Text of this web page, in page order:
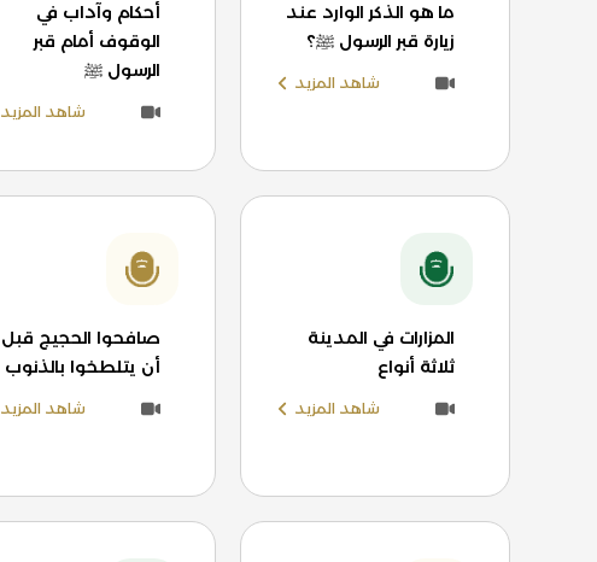
ما هو الذكر الوارد عند
زيارة قبر الرسول ﷺ؟
شاهد المزيد
أحكام وآداب في
الوقوف أمام قبر
الرسول ﷺ
شاهد المزيد
المزارات في المدينة
ثلاثة أنواع
شاهد المزيد
صافحوا الحجيج قبل
أن يتلطخوا بالذنوب
شاهد المزيد